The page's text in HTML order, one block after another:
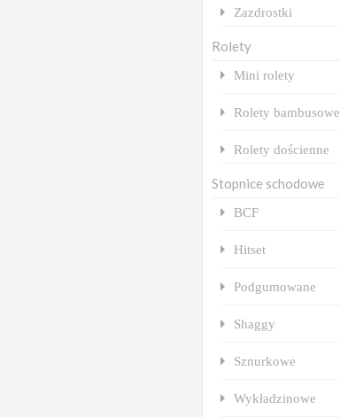
Zazdrostki
Rolety
Mini rolety
Rolety bambusowe
Rolety dościenne
Stopnice schodowe
BCF
Hitset
Podgumowane
Shaggy
Sznurkowe
Wykładzinowe